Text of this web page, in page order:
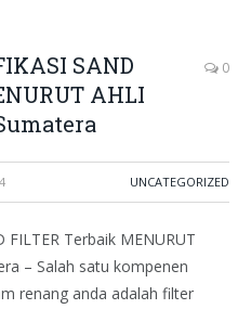
SAND
AHLI
0
UNCATEGORIZED
FILTER Terbaik MENURUT
– Salah satu kompenen
renang anda adalah filter